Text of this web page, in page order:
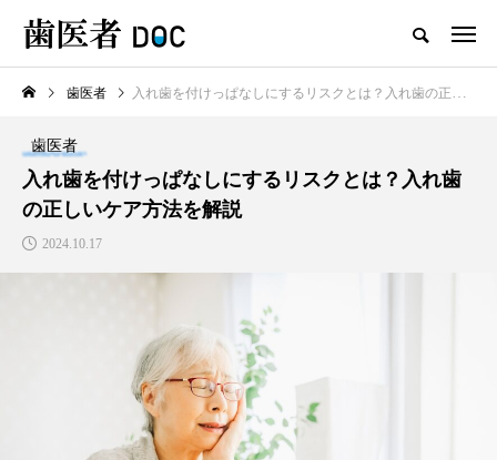
TOP
新着記事
歯医者
セラミックの歯の磨き方は普
歯医者 入れ歯を付けっぱなしにするリスクとは？入れ歯の正しいケア方法を解説
歯医者
入れ歯を付けっぱなしにするリスクとは？入れ歯
の正しいケア方法を解説
2024.10.17